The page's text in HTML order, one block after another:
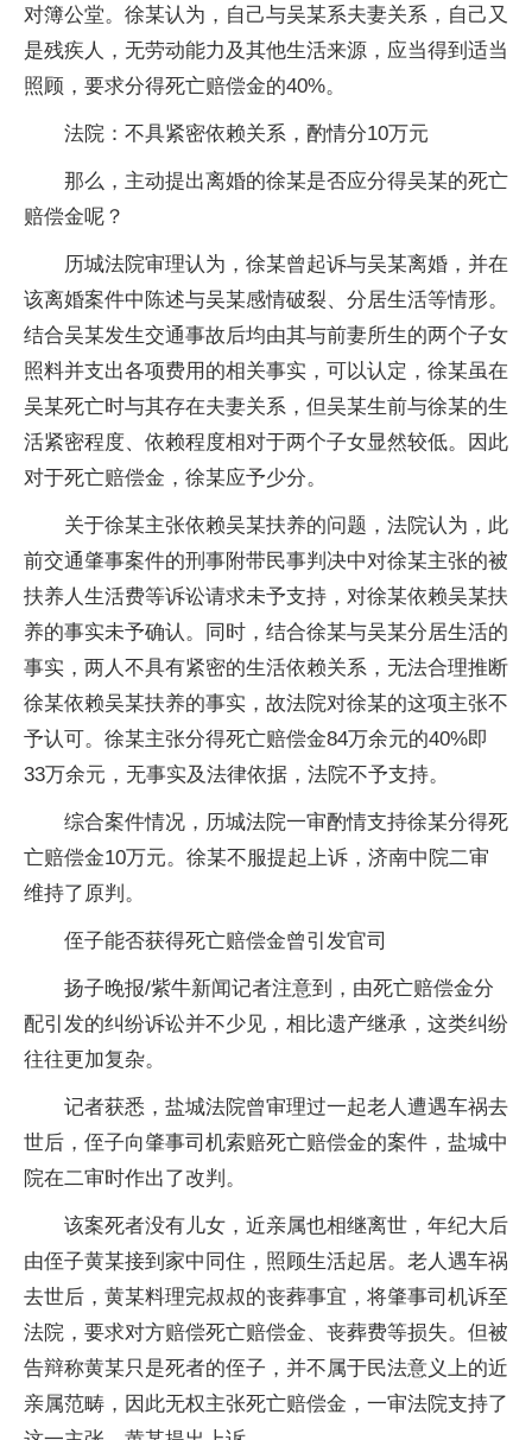
对簿公堂。徐某认为，自己与吴某系夫妻关系，自己又
是残疾人，无劳动能力及其他生活来源，应当得到适当
照顾，要求分得死亡赔偿金的40%。
法院：不具紧密依赖关系，酌情分10万元
那么，主动提出离婚的徐某是否应分得吴某的死亡
赔偿金呢？
历城法院审理认为，徐某曾起诉与吴某离婚，并在
该离婚案件中陈述与吴某感情破裂、分居生活等情形。
结合吴某发生交通事故后均由其与前妻所生的两个子女
照料并支出各项费用的相关事实，可以认定，徐某虽在
吴某死亡时与其存在夫妻关系，但吴某生前与徐某的生
活紧密程度、依赖程度相对于两个子女显然较低。因此
对于死亡赔偿金，徐某应予少分。
关于徐某主张依赖吴某扶养的问题，法院认为，此
前交通肇事案件的刑事附带民事判决中对徐某主张的被
扶养人生活费等诉讼请求未予支持，对徐某依赖吴某扶
养的事实未予确认。同时，结合徐某与吴某分居生活的
事实，两人不具有紧密的生活依赖关系，无法合理推断
徐某依赖吴某扶养的事实，故法院对徐某的这项主张不
予认可。徐某主张分得死亡赔偿金84万余元的40%即
33万余元，无事实及法律依据，法院不予支持。
综合案件情况，历城法院一审酌情支持徐某分得死
亡赔偿金10万元。徐某不服提起上诉，济南中院二审
维持了原判。
侄子能否获得死亡赔偿金曾引发官司
扬子晚报/紫牛新闻记者注意到，由死亡赔偿金分
配引发的纠纷诉讼并不少见，相比遗产继承，这类纠纷
往往更加复杂。
记者获悉，盐城法院曾审理过一起老人遭遇车祸去
世后，侄子向肇事司机索赔死亡赔偿金的案件，盐城中
院在二审时作出了改判。
该案死者没有儿女，近亲属也相继离世，年纪大后
由侄子黄某接到家中同住，照顾生活起居。老人遇车祸
去世后，黄某料理完叔叔的丧葬事宜，将肇事司机诉至
法院，要求对方赔偿死亡赔偿金、丧葬费等损失。但被
告辩称黄某只是死者的侄子，并不属于民法意义上的近
亲属范畴，因此无权主张死亡赔偿金，一审法院支持了